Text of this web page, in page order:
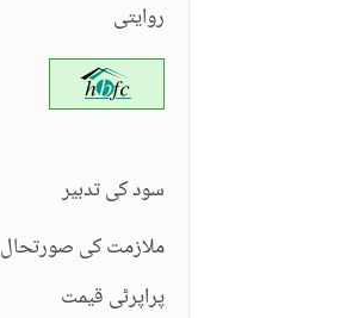
روایتی
سود کی تدبیر
ملازمت کی صورتحال
پراپرٹی قیمت